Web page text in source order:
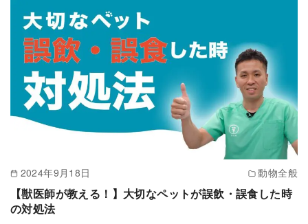
2024年9月18日 動物全般
【獣医師が教える！】大切なペットが誤飲・誤食した時
の対処法